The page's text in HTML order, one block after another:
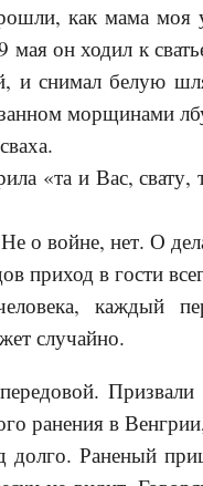
как мама моя
он ходил к
и снимал белую
морщинами
«та и Вас,
о войне, нет. О
приход в гости
каждый
случайно.
ранения в
долго. Раненый